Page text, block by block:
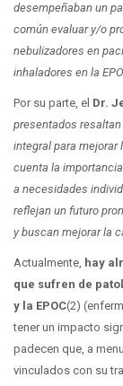
desempeñaban un
común evaluar y/o
nebulizadores en
inhaladores en la
Por su parte, el Dr.
presentados
integral para mejorar
cuenta la
a necesidades
reflejan un futuro
y buscan mejorar la
Actualmente, hay
que sufren de
y la EPOC(2)
tener un impacto
padecen que, a
vinculados con su